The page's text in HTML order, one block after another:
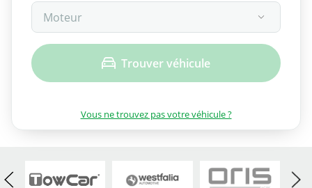
Trouver véhicule
Vous ne trouvez pas votre véhicule ?